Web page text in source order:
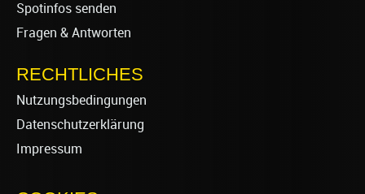
Spotinfos senden
Fragen & Antworten
RECHTLICHES
Nutzungsbedingungen
Datenschutzerklärung
Impressum